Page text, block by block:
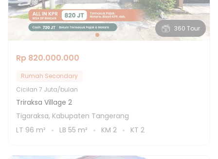
360 Tour
Rp 820.000.000
Rumah Secondary
Cicilan 7 Juta/bulan
Triraksa Village 2
Tigaraksa, Kabupaten Tangerang
LT 96 m² LB 55 m² KM 2 KT 2